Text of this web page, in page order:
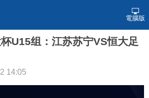
電腦版
U15组：江苏苏宁VS恒大足
14:05